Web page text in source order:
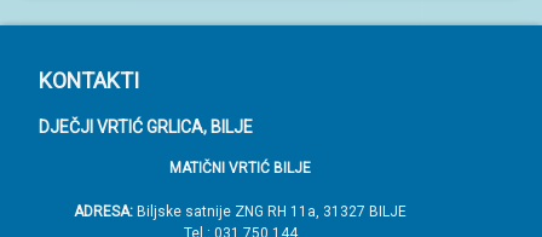
P
o
KONTAKTI
DJEČJI VRTIĆ GRLICA, BILJE
MATIČNI VRTIĆ BILJE
ADRESA: Biljske satnije ZNG RH 11a, 31327 BILJE
Tel.: 031 750 144